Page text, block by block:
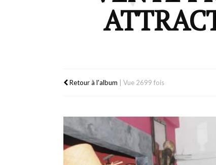
Retour à l'album Vue 2699 fois